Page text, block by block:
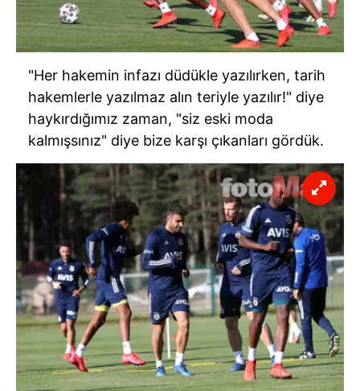
"Her hakemin infazı düdükle yazılırken, tarih
hakemlerle yazılmaz alın teriyle yazılır!" diye
haykırdığımız zaman, "siz eski moda
kalmışsınız" diye bize karşı çıkanları gördük.